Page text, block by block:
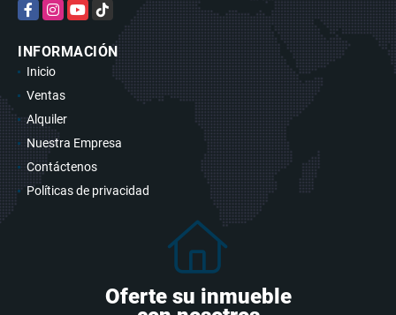
FacebookInstagram
YouTubeTikTok
INFORMACIÓN
Inicio
Ventas
Alquiler
Nuestra Empresa
Contáctenos
Políticas de privacidad
Oferte su inmueble